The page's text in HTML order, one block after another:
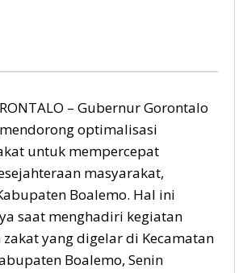
– Gubernur Gorontalo
optimalisasi
untuk mempercepat
masyarakat,
Boalemo. Hal ini
saat menghadiri kegiatan
yang digelar di Kecamatan
Boalemo, Senin